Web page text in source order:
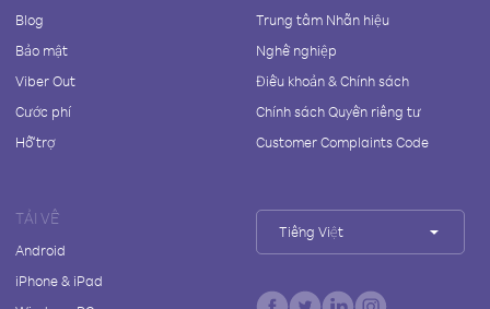
Blog
Bảo mật
Viber Out
Cước phí
Hỗ trợ
Trung tâm Nhãn hiệu
Nghề nghiệp
Điều khoản & Chính sách
Chính sách Quyền riêng tư
Customer Complaints Code
TẢI VỀ
Android
iPhone & iPad
Tiếng Việt